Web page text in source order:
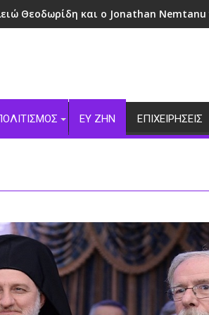
Θεοδωρίδη και ο Jonathan
ΕΥ ΖΗΝ ΕΠΙΧΕΙΡΗΣΕΙΣ